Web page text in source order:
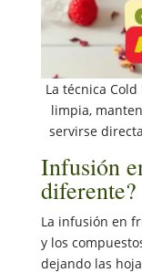
La técnica
limpia,
servirse
Infusión
diferente?
La infusión en
y los
dejando las